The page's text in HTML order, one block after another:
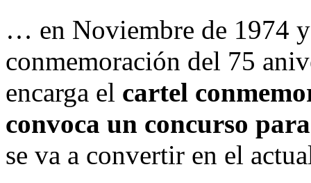
… en Noviembre de 1974
conmemoración del 75
encarga el cartel
convoca un concurso
se va a convertir en el